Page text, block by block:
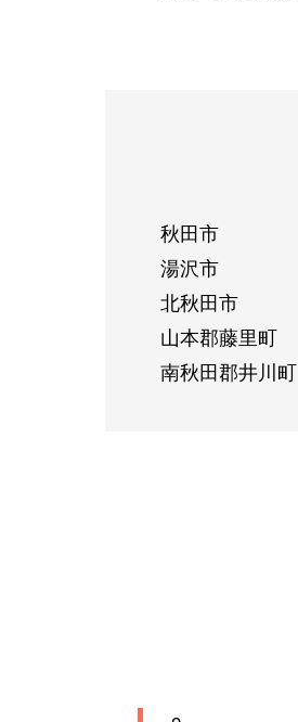
秋田市
湯沢市
北秋田市
山本郡藤里町
南秋田郡井川町